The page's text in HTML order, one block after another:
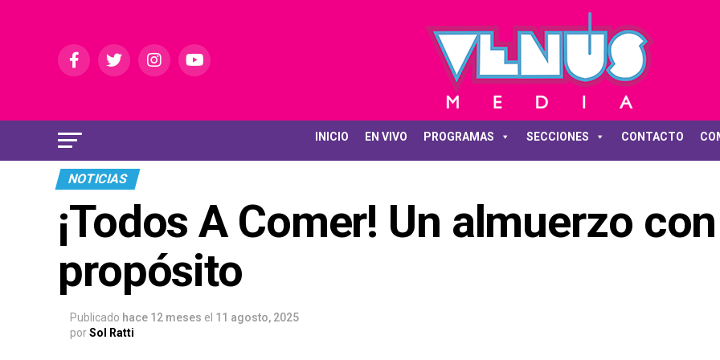
INICIO EN VIVO PROGRAMAS SECCIONES CONTACTO
NOTICIAS
¡Todos A Comer! Un almuerzo con
propósito
Publicado hace 12 meses el 11 agosto, 2025
porSol Ratti